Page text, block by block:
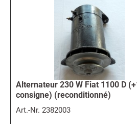
Alternateur 230 W Fiat 1100 D
consigne) (reconditionné)
Art.-Nr.2382003